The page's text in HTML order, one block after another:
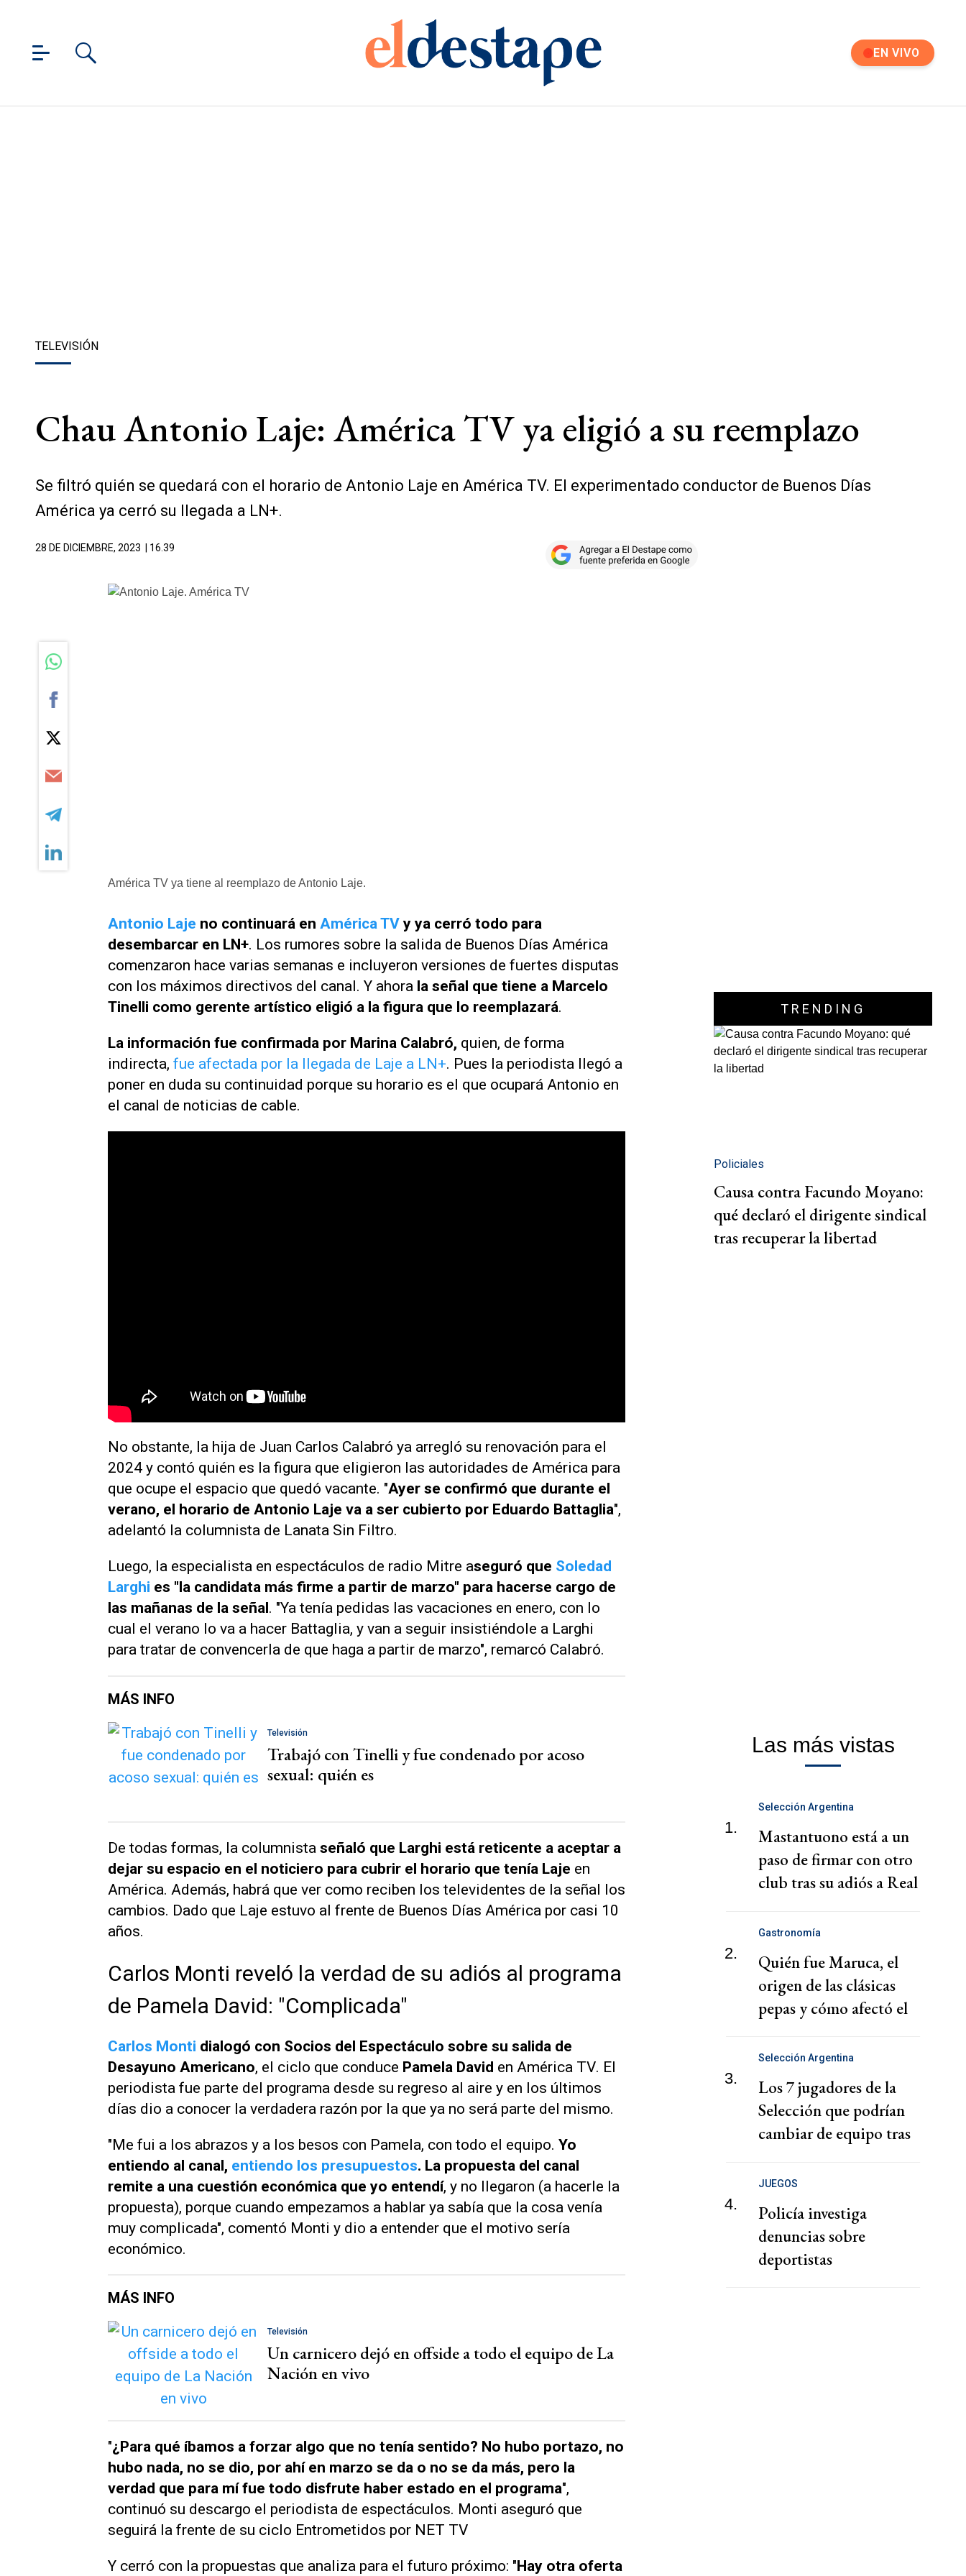
EN VIVO
TELEVISIÓN
Chau Antonio Laje: América TV ya eligió a su reemplazo
Se filtró quién se quedará con el horario de Antonio Laje en América TV. El experimentado conductor de Buenos Días
América ya cerró su llegada a LN+.
28 DE DICIEMBRE, 2023 | 16.39
América TV ya tiene al reemplazo de Antonio Laje.
Antonio Laje no continuará en América TV y ya cerró todo para
desembarcar en LN+. Los rumores sobre la salida de Buenos Días América
comenzaron hace varias semanas e incluyeron versiones de fuertes disputas
con los máximos directivos del canal. Y ahora la señal que tiene a Marcelo
Tinelli como gerente artístico eligió a la figura que lo reemplazará.
La información fue confirmada por Marina Calabró, quien, de forma
indirecta, fue afectada por la llegada de Laje a LN+. Pues la periodista llegó a
poner en duda su continuidad porque su horario es el que ocupará Antonio en
el canal de noticias de cable.
No obstante, la hija de Juan Carlos Calabró ya arregló su renovación para el
2024 y contó quién es la figura que eligieron las autoridades de América para
que ocupe el espacio que quedó vacante. "Ayer se confirmó que durante el
verano, el horario de Antonio Laje va a ser cubierto por Eduardo Battaglia",
adelantó la columnista de Lanata Sin Filtro.
Luego, la especialista en espectáculos de radio Mitre aseguró que Soledad
Larghi es "la candidata más firme a partir de marzo" para hacerse cargo de
las mañanas de la señal. "Ya tenía pedidas las vacaciones en enero, con lo
cual el verano lo va a hacer Battaglia, y van a seguir insistiéndole a Larghi
para tratar de convencerla de que haga a partir de marzo", remarcó Calabró.
MÁS INFO
Televisión
Trabajó con Tinelli y fue condenado por acoso
sexual: quién es
De todas formas, la columnista señaló que Larghi está reticente a aceptar a
dejar su espacio en el noticiero para cubrir el horario que tenía Laje en
América. Además, habrá que ver como reciben los televidentes de la señal los
cambios. Dado que Laje estuvo al frente de Buenos Días América por casi 10
años.
Carlos Monti reveló la verdad de su adiós al programa
de Pamela David: "Complicada"
Carlos Monti dialogó con Socios del Espectáculo sobre su salida de
Desayuno Americano, el ciclo que conduce Pamela David en América TV. El
periodista fue parte del programa desde su regreso al aire y en los últimos
días dio a conocer la verdadera razón por la que ya no será parte del mismo.
"Me fui a los abrazos y a los besos con Pamela, con todo el equipo. Yo
entiendo al canal, entiendo los presupuestos. La propuesta del canal
remite a una cuestión económica que yo entendí, y no llegaron (a hacerle la
propuesta), porque cuando empezamos a hablar ya sabía que la cosa venía
muy complicada", comentó Monti y dio a entender que el motivo sería
económico.
MÁS INFO
Televisión
Un carnicero dejó en offside a todo el equipo de La
Nación en vivo
"¿Para qué íbamos a forzar algo que no tenía sentido? No hubo portazo, no
hubo nada, no se dio, por ahí en marzo se da o no se da más, pero la
verdad que para mí fue todo disfrute haber estado en el programa",
continuó su descargo el periodista de espectáculos. Monti aseguró que
seguirá la frente de su ciclo Entrometidos por NET TV
Y cerró con la propuestas que analiza para el futuro próximo: "Hay otra oferta
TRENDING
Policiales
Causa contra Facundo Moyano:
qué declaró el dirigente sindical
tras recuperar la libertad
Las más vistas
1.
Selección Argentina
Mastantuono está a un
paso de firmar con otro
club tras su adiós a Real
2.
Gastronomía
Quién fue Maruca, el
origen de las clásicas
pepas y cómo afectó el
3.
Selección Argentina
Los 7 jugadores de la
Selección que podrían
cambiar de equipo tras
4.
JUEGOS
Policía investiga
denuncias sobre
deportistas